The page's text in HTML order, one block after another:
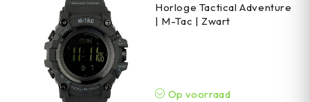
Horloge Tactical Adventure
| M-Tac | Zwart
Op voorraad